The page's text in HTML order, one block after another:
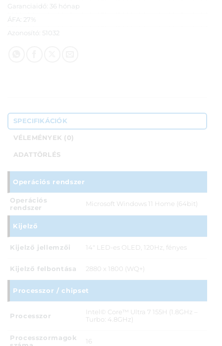
Garanciaidő: 36 hónap
ÁFA: 27%
Azonosító: 51032
SPECIFIKÁCIÓK
VÉLEMÉNYEK (0)
ADATTÖRLÉS
Operációs rendszer
Operációs
rendszer
Microsoft Windows 11 Home (64bit)
Kijelző
Kijelző jellemzői 14" LED-es OLED, 120Hz, fényes
Kijelző felbontása 2880 x 1800 (WQ+)
Processzor / chipset
Processzor
Intel© Core™ Ultra 7 155H (1.8GHz –
Turbo: 4.8GHz)
Processzormagok
16